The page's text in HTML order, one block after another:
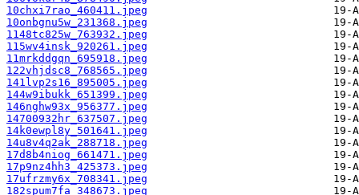
10chxi7rao_460411.jpeg
10onbgnu5w_231368.jpeg
1148tc825w_763932.jpeg
115wv4insk_920261.jpeg
11mrkddgqn_695918.jpeg
122vhjdsc8_768565.jpeg
141lvp2s16_895005.jpeg
144w9ibukk_651399.jpeg
146nghw93x_956377.jpeg
14700932hr_637507.jpeg
14k0ewpl8y_501641.jpeg
14u8v4q2ak_288718.jpeg
17d8b4niog_661471.jpeg
17p9nz4hh3_425373.jpeg
17ufrzmy6x_708341.jpeg
182spum7fa_348673.jpeg